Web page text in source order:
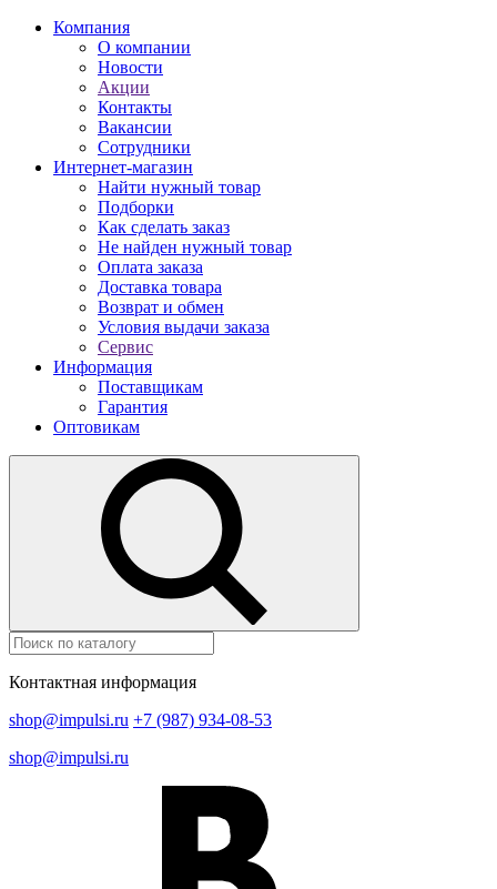
Компания
О компании
Новости
Акции
Контакты
Вакансии
Сотрудники
Интернет-магазин
Найти нужный товар
Подборки
Как сделать заказ
Не найден нужный товар
Оплата заказа
Доставка товара
Возврат и обмен
Условия выдачи заказа
Сервис
Информация
Поставщикам
Гарантия
Оптовикам
Контактная информация
shop@impulsi.ru +7 (987) 934-08-53
shop@impulsi.ru